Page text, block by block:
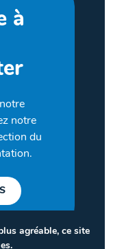
à
notre
du
agréable, ce site